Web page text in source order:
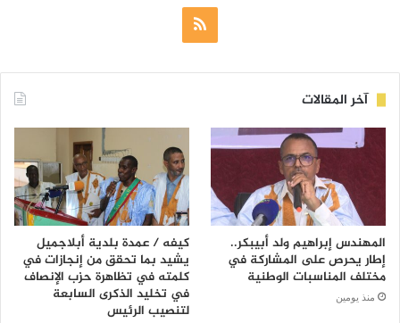
ملخص
آخر المقالات
المهندس إبراهيم ولد أبيبكر..
إطار يحرص على المشاركة في
مختلف المناسبات الوطنية
منذ يومين
كيفه / عمدة بلدية أبلاجميل
يشيد بما تحقق من إنجازات في
كلمته في تظاهرة حزب الإنصاف
في تخليد الذكرى السابعة
لتنصيب الرئيس